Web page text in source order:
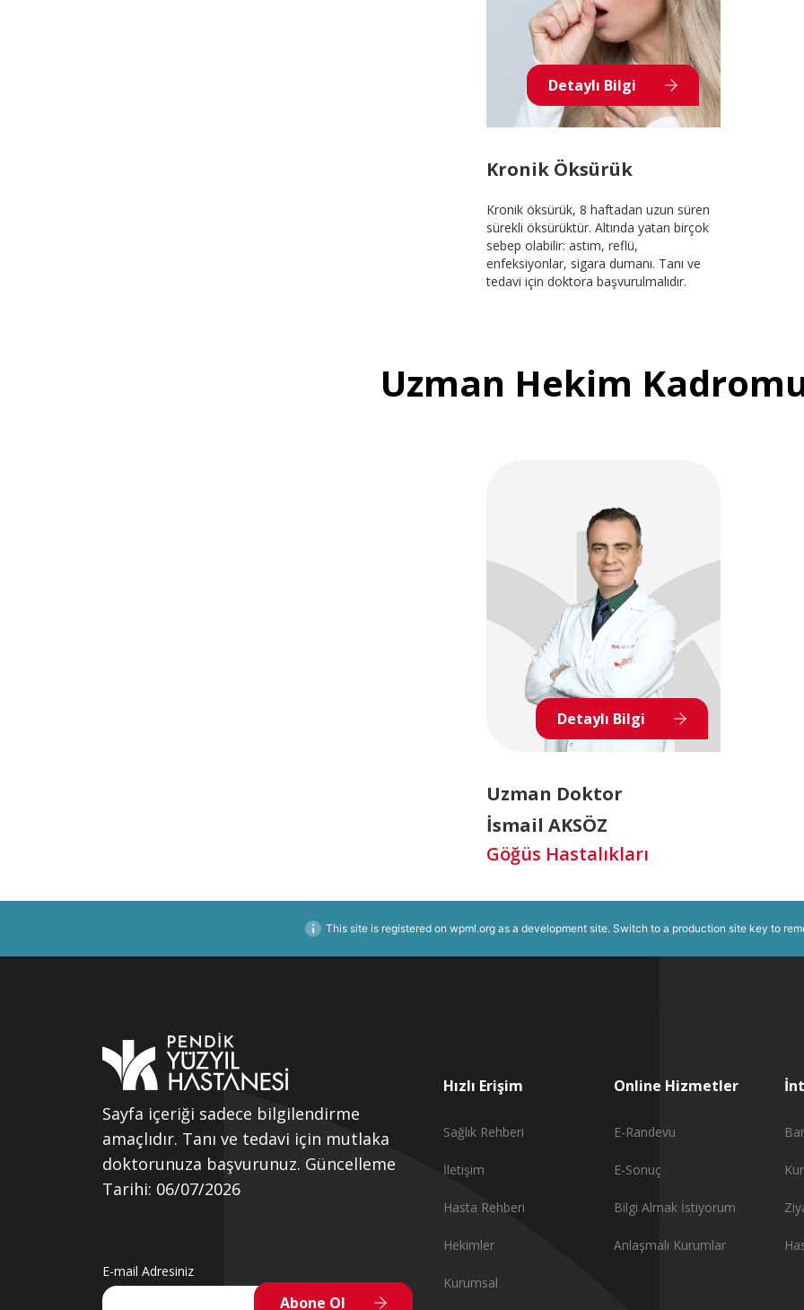
Detaylı Bilgi
Kronik Öksürük
Kronik öksürük, 8 haftadan uzun süren
sürekli öksürüktür. Altında yatan birçok
sebep olabilir: astım, reflü,
enfeksiyonlar, sigara dumanı. Tanı ve
tedavi için doktora başvurulmalıdır.
Uzman Hekim
Detaylı Bilgi
Uzman Doktor
İsmail AKSÖZ
Göğüs Hastalıkları
This site is registered on wpml.orgas a development site. Switch to a production site key to
Sayfa içeriği sadece bilgilendirme
amaçlıdır. Tanı ve tedavi için mutlaka
doktorunuza başvurunuz. Güncelleme
Tarihi: 06/07/2026
E-mail Adresiniz
Abone Ol
Hızlı Erişim
Sağlık Rehberi
İletişim
Hasta Rehberi
Hekimler
Kurumsal
Online Hizmetler
E-Randevu
E-Sonuç
Bilgi Almak İstiyorum
Anlaşmalı Kurumlar